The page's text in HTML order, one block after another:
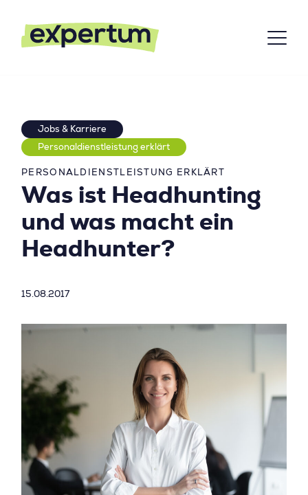
Jobs & Karriere
Personaldienstleistung erklärt
PERSONALDIENSTLEISTUNG ERKLÄRT
Was ist Headhunting
und was macht ein
Headhunter?
15.08.2017